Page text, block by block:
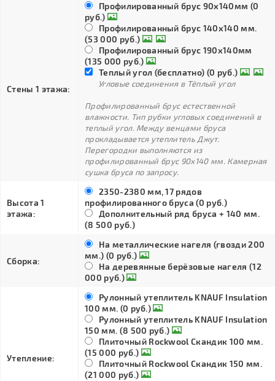
Стены 1 этажа:
Профилированный брус 90х140мм (0
руб.)
Профилированный брус 140х140 мм.
(53 000 руб.)
Профилированный брус 190х140мм
(135 000 руб.)
Теплый угол (бесплатно) (0 руб.)
Угловые соединения в Тёплый угол
Профилированный брус естественной
влажности. Тип рубки угловых соединений в
теплый угол. Между венцами бруса
прокладывается утеплитель Джут.
Перегородки выполняются из
профилированный брус 90х140 мм. Камерная
сушка бруса по запросу.
Высота 1
этажа:
2350-2380 мм, 17 рядов
профилированного бруса (0 руб.)
Дополнительный ряд бруса + 140 мм.
(8 500 руб.)
Сборка:
На металлические нагеля (гвозди 200
мм.) (0 руб.)
На деревянные берёзовые нагеля (12
000 руб.)
Утепление:
Рулонный утеплитель KNAUF Insulation
100 мм. (0 руб.)
Рулонный утеплитель KNAUF Insulation
150 мм. (8 500 руб.)
Плиточный Rockwool Скандик 100 мм.
(15 000 руб.)
Плиточный Rockwool Скандик 150 мм.
(21 000 руб.)